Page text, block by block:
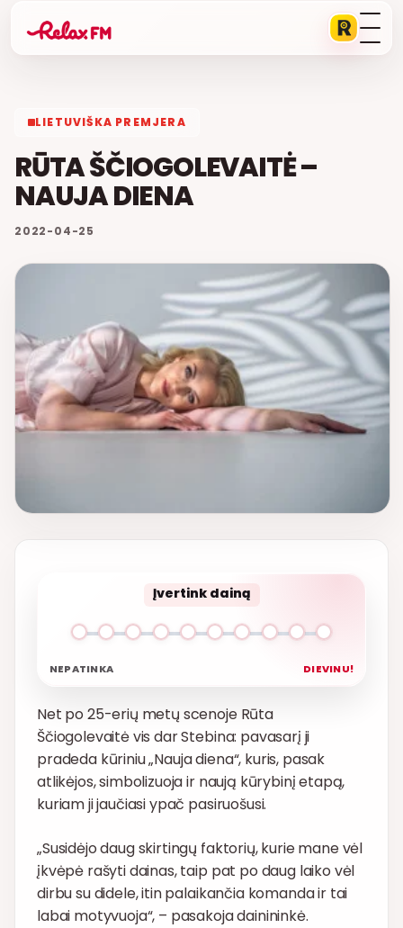
LIETUVIŠKA PREMJERA
RŪTA ŠČIOGOLEVAITĖ –
NAUJA DIENA
2022-04-25
Įvertink dainą
NEPATINKA DIEVINU!
Net po 25-erių metų scenoje Rūta
Ščiogolevaitė vis dar Stebina: pavasarį ji
pradeda kūriniu „Nauja diena“, kuris, pasak
atlikėjos, simbolizuoja ir naują kūrybinį etapą,
kuriam ji jaučiasi ypač pasiruošusi.
„Susidėjo daug skirtingų faktorių, kurie mane vėl
įkvėpė rašyti dainas, taip pat po daug laiko vėl
dirbu su didele, itin palaikančia komanda ir tai
labai motyvuoja“, – pasakoja dainininkė.